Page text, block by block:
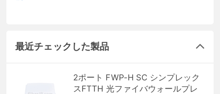
最近チェックした製品
2ポート FWP-H SC シンプレック
スFTTH 光ファイバウォールプレ